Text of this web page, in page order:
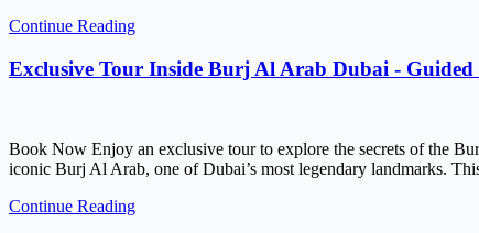
Continue Reading
Exclusive Tour Inside Burj Al Arab Dubai - Guided
Book Now Enjoy an exclusive tour to explore the secrets of the
iconic Burj Al Arab, one of Dubai’s most legendary landmarks.
Continue Reading